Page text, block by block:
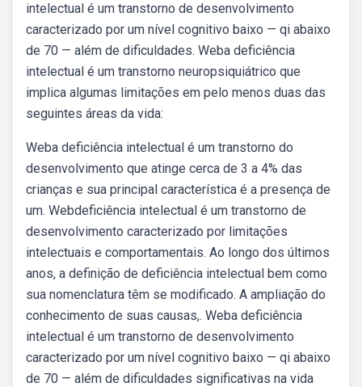
intelectual é um transtorno de desenvolvimento
caracterizado por um nível cognitivo baixo — qi abaixo
de 70 — além de dificuldades. Weba deficiência
intelectual é um transtorno neuropsiquiátrico que
implica algumas limitações em pelo menos duas das
seguintes áreas da vida:
Weba deficiência intelectual é um transtorno do
desenvolvimento que atinge cerca de 3 a 4% das
crianças e sua principal característica é a presença de
um. Webdeficiência intelectual é um transtorno de
desenvolvimento caracterizado por limitações
intelectuais e comportamentais. Ao longo dos últimos
anos, a definição de deficiência intelectual bem como
sua nomenclatura têm se modificado. A ampliação do
conhecimento de suas causas,. Weba deficiência
intelectual é um transtorno de desenvolvimento
caracterizado por um nível cognitivo baixo — qi abaixo
de 70 — além de dificuldades significativas na vida